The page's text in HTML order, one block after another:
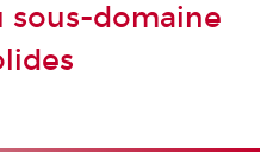
sous-domaine